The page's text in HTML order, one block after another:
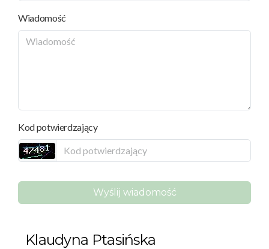
Wiadomość
Kod potwierdzający
Wyślij wiadomość
Klaudyna Ptasińska